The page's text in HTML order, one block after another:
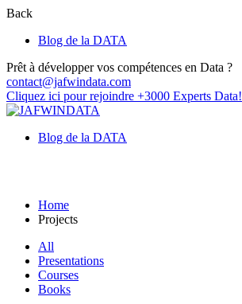
Back
Blog de la DATA
Prêt à développer vos compétences en Data ?
contact@jafwindata.com
Cliquez ici pour rejoindre +3000 Experts Data!
Blog de la DATA
Home
Projects
All
Presentations
Courses
Books